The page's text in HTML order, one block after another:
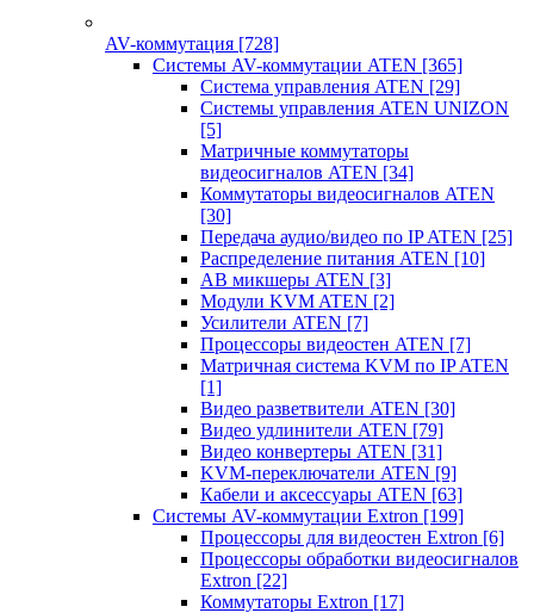
AV-коммутация [728]
Системы AV-коммутации ATEN [365]
Система управления ATEN [29]
Системы управления ATEN UNIZON
[5]
Матричные коммутаторы
видеосигналов ATEN [34]
Коммутаторы видеосигналов ATEN
[30]
Передача аудио/видео по IP ATEN [25]
Распределение питания ATEN [10]
АВ микшеры ATEN [3]
Модули KVM ATEN [2]
Усилители ATEN [7]
Процессоры видеостен ATEN [7]
Матричная система KVM по IP ATEN
[1]
Видео разветвители ATEN [30]
Видео удлинители ATEN [79]
Видео конвертеры ATEN [31]
KVM-переключатели ATEN [9]
Кабели и аксессуары ATEN [63]
Системы AV-коммутации Extron [199]
Процессоры для видеостен Extron [6]
Процессоры обработки видеосигналов
Extron [22]
Коммутаторы Extron [17]